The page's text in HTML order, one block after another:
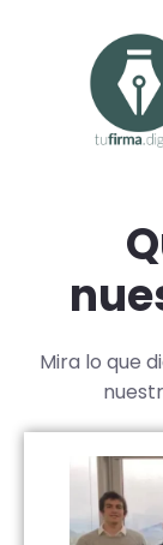
Mira lo que